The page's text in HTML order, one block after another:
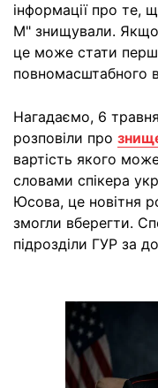
інформації про те,
М" знищували. Якщо
це може стати
повномасштабного
Нагадаємо, 6
розповіли про
вартість якого
словами спікера
Юсова, це новітня
змогли вберегти.
підрозділи ГУР за